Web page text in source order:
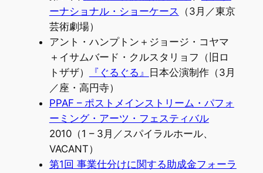
ーナショナル・ショーケース （3月／東京
芸術劇場）
アント・ハンプトン＋ジョージ・コヤマ
＋イサムバード・クルスタリョフ（旧ロ
トザザ）
『ぐるぐる』
日本公演制作（3月
／座・高円寺）
PPAF – ポストメインストリーム・パフォ
ーミング・アーツ・フェスティバル
2010（1 – 3月／スパイラルホール、
VACANT）
第1回 事業仕分けに関する助成金フォーラ